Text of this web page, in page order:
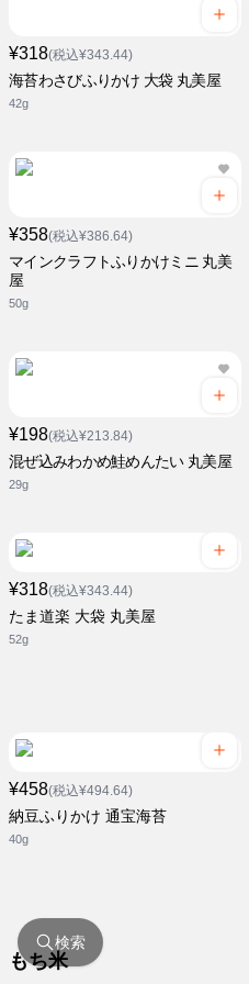
¥318(税込¥343.44)
海苔わさびふりかけ 大袋 丸美屋
42g
¥358(税込¥386.64)
マインクラフトふりかけミニ 丸美
屋
50g
¥198(税込¥213.84)
混ぜ込みわかめ鮭めんたい 丸美屋
29g
¥318(税込¥343.44)
たま道楽 大袋 丸美屋
52g
¥458(税込¥494.64)
納豆ふりかけ 通宝海苔
40g
もち米
検索